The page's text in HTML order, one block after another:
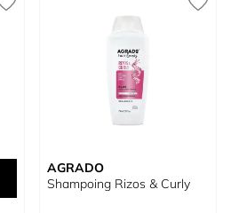
AGRADO
Shampoing Rizos & Curly